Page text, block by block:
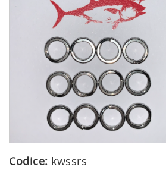
Codice: kwssrs